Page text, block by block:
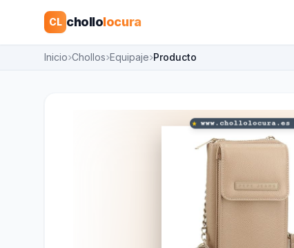
CL chollolocura
Inicio Chollos Equipaje Producto